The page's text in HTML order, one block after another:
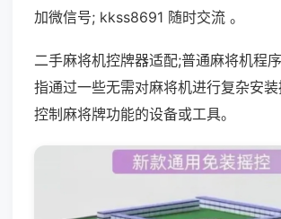
加微信号; kkss8691 随时交流 。
二手麻将机控牌器适配;普通麻将机程
指通过一些无需对麻将机进行复杂安
控制麻将牌功能的设备或工具。